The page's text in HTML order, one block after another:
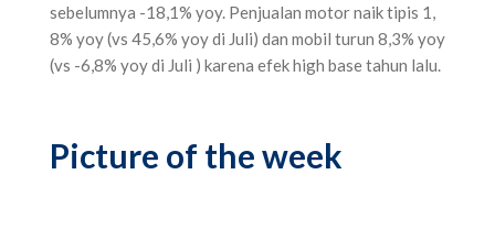
sebelumnya -18,1% yoy. Penjualan motor naik tipis 1,
8% yoy (vs 45,6% yoy di Juli) dan mobil turun 8,3% yoy
(vs -6,8% yoy di Juli ) karena efek high base tahun lalu.
Picture of the week